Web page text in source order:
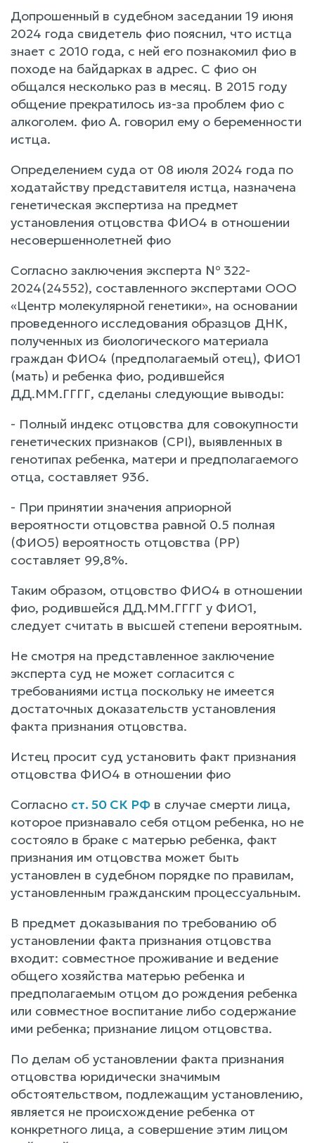
Допрошенный в судебном заседании 19 июня
2024 года свидетель фио пояснил, что истца
знает с 2010 года, с ней его познакомил фио в
походе на байдарках в адрес. С фио он
общался несколько раз в месяц. В 2015 году
общение прекратилось из-за проблем фио с
алкоголем. фио А. говорил ему о беременности
истца.
Определением суда от 08 июля 2024 года по
ходатайству представителя истца, назначена
генетическая экспертиза на предмет
установления отцовства ФИО4 в отношении
несовершеннолетней фио
Согласно заключения эксперта № 322-
2024(24552), составленного экспертами ООО
«Центр молекулярной генетики», на основании
проведенного исследования образцов ДНК,
полученных из биологического материала
граждан ФИО4 (предполагаемый отец), ФИО1
(мать) и ребенка фио, родившейся
ДД.ММ.ГГГГ, сделаны следующие выводы:
- Полный индекс отцовства для совокупности
генетических признаков (CPI), выявленных в
генотипах ребенка, матери и предполагаемого
отца, составляет 936.
- При принятии значения априорной
вероятности отцовства равной 0.5 полная
(ФИО5) вероятность отцовства (РР)
составляет 99,8%.
Таким образом, отцовство ФИО4 в отношении
фио, родившейся ДД.ММ.ГГГГ у ФИО1,
следует считать в высшей степени вероятным.
Не смотря на представленное заключение
эксперта суд не может согласится с
требованиями истца поскольку не имеется
достаточных доказательств установления
факта признания отцовства.
Истец просит суд установить факт признания
отцовства ФИО4 в отношении фио
Согласно ст. 50 СК РФ в случае смерти лица,
которое признавало себя отцом ребенка, но не
состояло в браке с матерью ребенка, факт
признания им отцовства может быть
установлен в судебном порядке по правилам,
установленным гражданским процессуальным.
В предмет доказывания по требованию об
установлении факта признания отцовства
входит: совместное проживание и ведение
общего хозяйства матерью ребенка и
предполагаемым отцом до рождения ребенка
или совместное воспитание либо содержание
ими ребенка; признание лицом отцовства.
По делам об установлении факта признания
отцовства юридически значимым
обстоятельством, подлежащим установлению,
является не происхождение ребенка от
конкретного лица, а совершение этим лицом